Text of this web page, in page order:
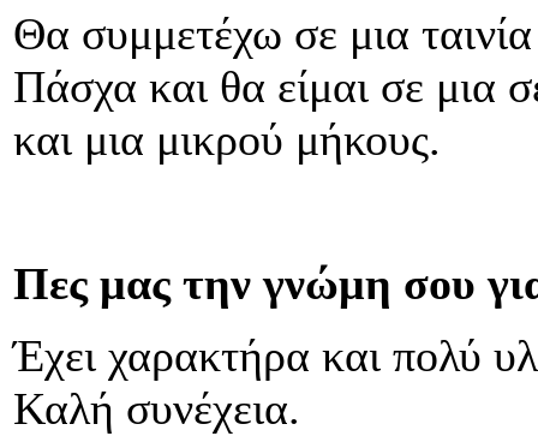
Θα συμμετέχω σε μια
Πάσχα και θα είμαι σε μια
και μια μικρού μήκους.
Πες μας την γνώμη σου
Έχει χαρακτήρα και πολύ
Καλή συνέχεια.